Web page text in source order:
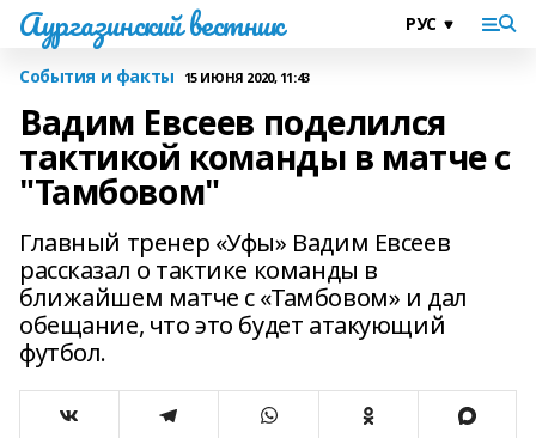
Аургазинский вестник
События и факты 15 ИЮНЯ 2020, 11:43
Вадим Евсеев поделился
тактикой команды в матче с
"Тамбовом"
Главный тренер «Уфы» Вадим Евсеев
рассказал о тактике команды в
ближайшем матче с «Тамбовом» и дал
обещание, что это будет атакующий
футбол.